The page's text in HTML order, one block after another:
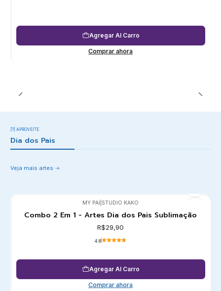
Agregar Al Carro
Comprar ahora
[?] APROVEITE
Dia dos Pais
Veja mais artes
MY PAI STUDIO KAKO
Combo 2 Em 1 - Artes Dia dos Pais Sublimação
R$29,90
4.8
Agregar Al Carro
Comprar ahora